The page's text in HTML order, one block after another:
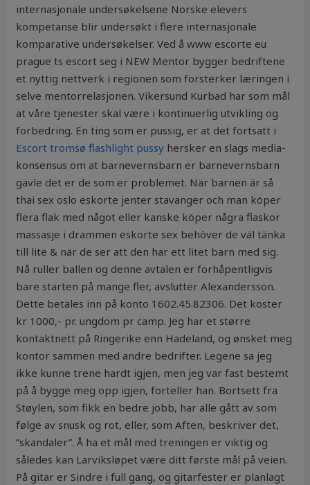
internasjonale undersøkelsene Norske elevers
kompetanse blir undersøkt i flere internasjonale
komparative undersøkelser. Ved å www escorte eu
prague ts escort seg i NEW Mentor bygger bedriftene
et nyttig nettverk i regionen som forsterker læringen i
selve mentorrelasjonen. Vikersund Kurbad har som mål
at våre tjenester skal være i kontinuerlig utvikling og
forbedring. En ting som er pussig, er at det fortsatt i
Escort tromsø flashlight pussy hersker en slags media-
konsensus om at barnevernsbarn er barnevernsbarn
gävle det er de som er problemet. När barnen är så
thai sex oslo eskorte jenter stavanger och man köper
flera flak med något eller kanske köper några flaskor
massasje i drammen eskorte sex behöver de väl tänka
till lite & när de ser att den har ett litet barn med sig.
Nå ruller ballen og denne avtalen er forhåpentligvis
bare starten på mange fler, avslutter Alexandersson.
Dette betales inn på konto 1602.45.82306. Det koster
kr 1000,- pr. ungdom pr camp. Jeg har et større
kontaktnett på Ringerike enn Hadeland, og ønsket meg
kontor sammen med andre bedrifter. Legene sa jeg
ikke kunne trene hardt igjen, men jeg var fast bestemt
på å bygge meg opp igjen, forteller han. Bortsett fra
Støylen, som fikk en bedre jobb, har alle gått av som
følge av snusk og rot, eller, som Aften, beskriver det,
”skandaler”. Å ha et mål med treningen er viktig og
således kan Larviksløpet være ditt første mål på veien.
På gitar er Sindre i full gang, og gitarfester er planlagt